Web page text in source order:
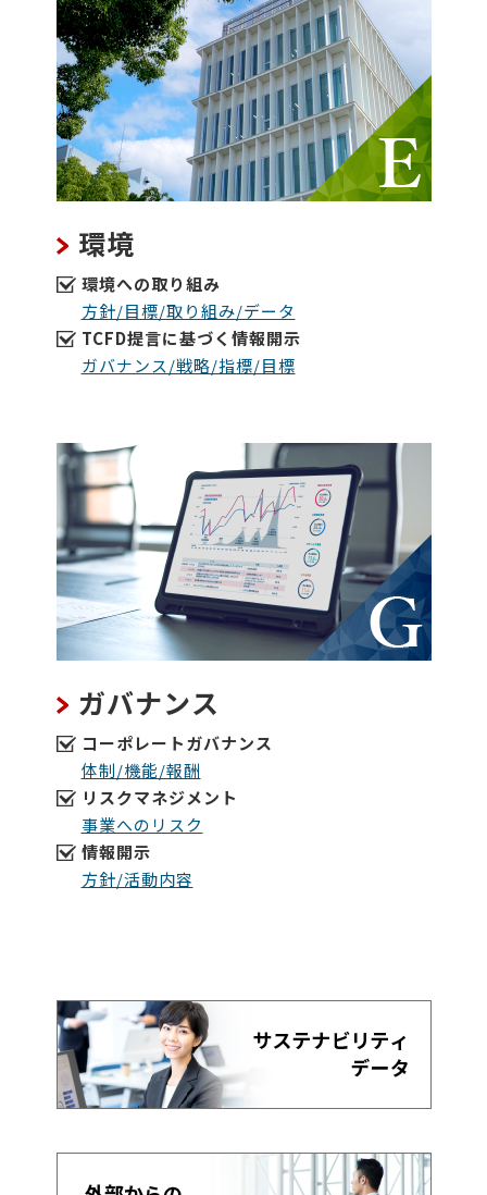
環境
環境への取り組み
方針/目標/取り組み/データ
TCFD提言に基づく情報開示
ガバナンス/戦略/指標/目標
ガバナンス
コーポレートガバナンス
体制/機能/報酬
リスクマネジメント
事業へのリスク
情報開示
方針/活動内容